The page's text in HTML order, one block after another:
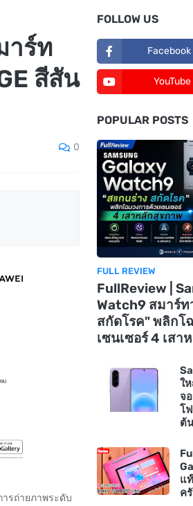
าร์ท
สีสัน
0
รถ่ายภาพระดับ
FOLLOW US
Facebook
YouTube
POPULAR POSTS
FULL REVIEW
FullReview |
Watch9 สมาร์
สกัดโรค" พลิกโ
เซนเซอร์ 4 เส
ใ
จ
โ
ต้
แ
ค